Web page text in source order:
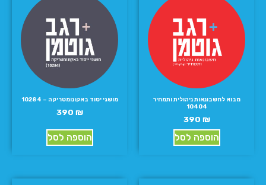
מבוא לחשבונאות ניהולית ותמחיר
10404
390 ₪
הוספה לסל
מושגי יסוד באקונומטריקה – 10284
390 ₪
הוספה לסל